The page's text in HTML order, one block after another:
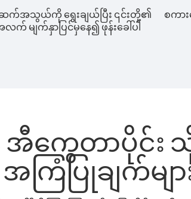
ဆက်အသွယ်ကို ရွေးချယ်ပြီး ၎င်းတို့၏
က် မျက်နှာပြင်မှနေ၍ ဖုန်းခေါ်ပါ
စကား
အီကွေတာပိုင်း သို့
ြံပြုချက်မျာ